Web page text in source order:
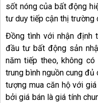
sốt nóng của bất động
tư duy tiếp cận thị trường
Đồng tình với nhận định
đầu tư bất động sản
năm tiếp theo, không
trung bình nguồn cung
tượng mua căn hộ với
bởi giá bán là giá tính